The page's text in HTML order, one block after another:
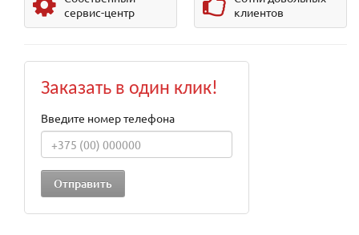
сервис-центр
клиентов
Заказать в один клик!
Введите номер телефона